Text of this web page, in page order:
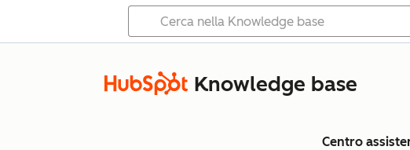
Knowledge base
Centro